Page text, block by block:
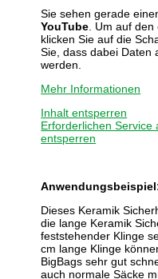
Sie sehen gerade
YouTube . Um auf
klicken Sie auf die
Sie, dass dabei Daten
werden.
Mehr Informationen
Inhalt entsperren
Erforderlichen Service
entsperren
Dieses Keramik
die lange Keramik
feststehender Klinge
cm lange Klinge
BigBags sehr gut
auch normale Säcke